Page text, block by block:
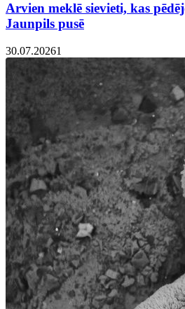
Arvien meklē sievieti, kas
Jaunpils pusē
30.07.20261